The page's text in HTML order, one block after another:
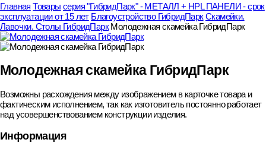
Главная Товары серия "ГибридПарк" - МЕТАЛЛ + HPL ПАНЕЛИ - срок
эксплуатации от 15 лет Благоустройство ГибридПарк Скамейки.
Лавочки. Столы ГибридПарк Молодежная скамейка ГибридПарк
Молодежная скамейка ГибридПарк
Возможны расхождения между изображением в карточке товара и
фактическим исполнением, так как изготовитель постоянно работает
над усовершенствованием конструкции изделия.
Информация